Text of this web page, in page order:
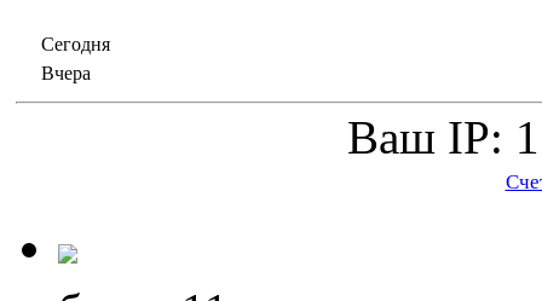
Сегодня
Вчера
Ваш IP: